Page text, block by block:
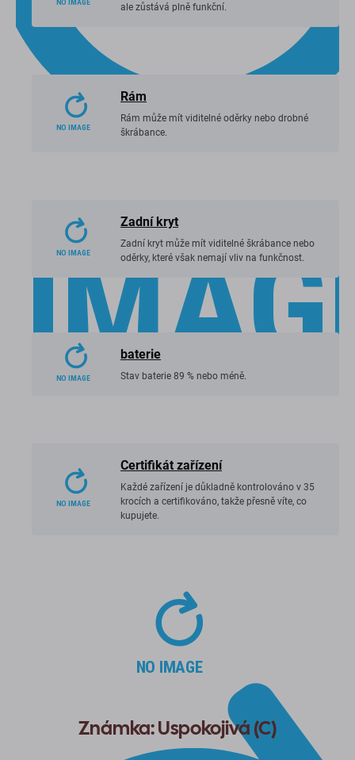
ale zůstává plně funkční.
Rám
Rám může mít viditelné oděrky nebo drobné
škrábance.
Zadní kryt
Zadní kryt může mít viditelné škrábance nebo
oděrky, které však nemají vliv na funkčnost.
baterie
Stav baterie 89 % nebo méně.
Certifikát zařízení
Každé zařízení je důkladně kontrolováno v 35
krocích a certifikováno, takže přesně víte, co
kupujete.
Známka: Uspokojivá (C)